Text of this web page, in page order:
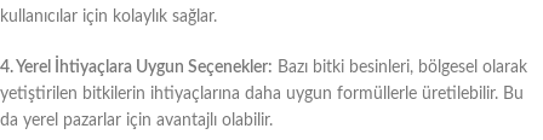
kullanıcılar için kolaylık sağlar.
4. Yerel İhtiyaçlara Uygun Seçenekler: Bazı bitki besinleri, bölgesel olarak
yetiştirilen bitkilerin ihtiyaçlarına daha uygun formüllerle üretilebilir. Bu
da yerel pazarlar için avantajlı olabilir.